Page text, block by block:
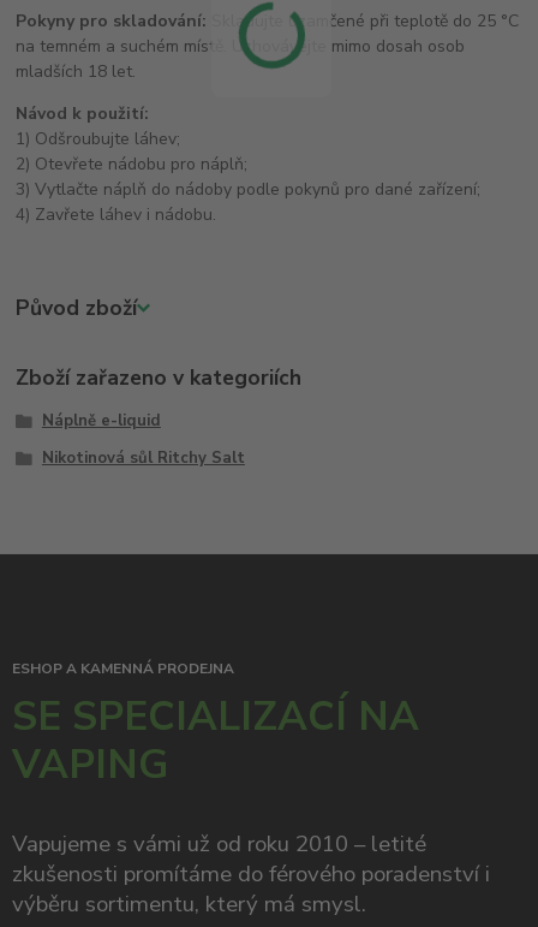
Pokyny pro skladování: Skladujte uzamčené při teplotě do 25 °C
na temném a suchém místě. Uchovávejte mimo dosah osob
mladších 18 let.
Návod k použití:
1) Odšroubujte láhev;
2) Otevřete nádobu pro náplň;
3) Vytlačte náplň do nádoby podle pokynů pro dané zařízení;
4) Zavřete láhev i nádobu.
Původ zboží
Zboží zařazeno v kategoriích
Náplně e-liquid
Nikotinová sůl Ritchy Salt
ESHOP A KAMENNÁ PRODEJNA
SE SPECIALIZACÍ NA
VAPING
Vapujeme s vámi už od roku 2010 – letité
zkušenosti promítáme do férového poradenství i
výběru sortimentu, který má smysl.